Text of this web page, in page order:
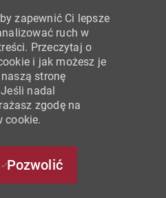
zapewnić Ci lepsze
ruch w
Przeczytaj o
i jak możesz je
stronę
nadal
zgodę na
cookie.
Pozwolić